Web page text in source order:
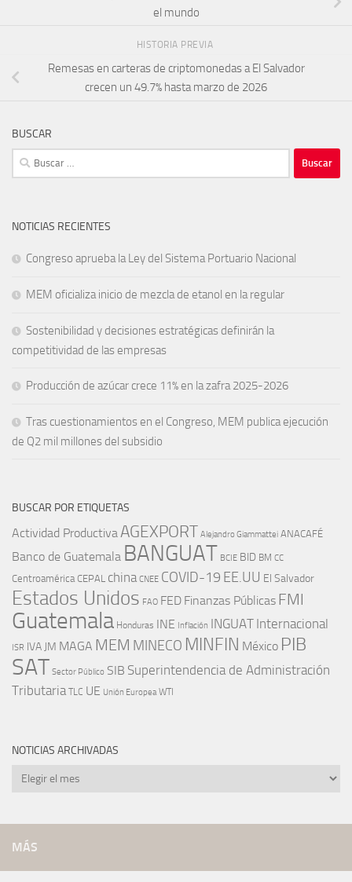
el mundo
HISTORIA PREVIA
Remesas en carteras de criptomonedas a El Salvador
crecen un 49.7% hasta marzo de 2026
BUSCAR
Buscar:
NOTICIAS RECIENTES
Congreso aprueba la Ley del Sistema Portuario Nacional
MEM oficializa inicio de mezcla de etanol en la regular
Sostenibilidad y decisiones estratégicas definirán la
competitividad de las empresas
Producción de azúcar crece 11% en la zafra 2025-2026
Tras cuestionamientos en el Congreso, MEM publica ejecución
de Q2 mil millones del subsidio
BUSCAR POR ETIQUETAS
Actividad Productiva AGEXPORT Alejandro Giammattei ANACAFÉ
Banco de Guatemala BANGUAT BCIE BID BM CC
Centroamérica CEPAL china CNEE COVID-19 EE.UU El Salvador
Estados Unidos FAO FED Finanzas Públicas FMI
Guatemala Honduras INE Inflación INGUAT Internacional
ISR IVA JM MAGA MEM MINECO MINFIN México PIB
SAT Sector Público SIB Superintendencia de Administración
Tributaria TLC UE Unión Europea WTI
NOTICIAS ARCHIVADAS
Noticias
MÁS